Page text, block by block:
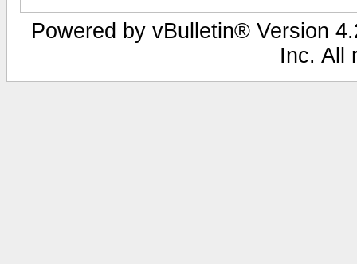
Powered by vBulletin® Version
Inc. All